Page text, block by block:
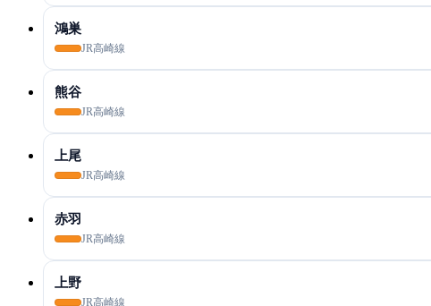
鴻巣
JR高崎線
熊谷
JR高崎線
上尾
JR高崎線
赤羽
JR高崎線
上野
JR高崎線